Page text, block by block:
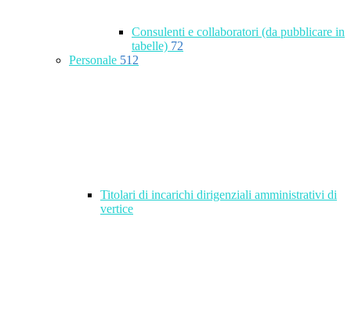
Consulenti e collaboratori (da pubblicare in
tabelle) 72
Personale 512
Titolari di incarichi dirigenziali amministrativi di
vertice